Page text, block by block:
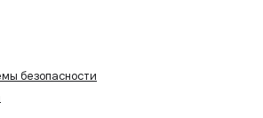
безопасности